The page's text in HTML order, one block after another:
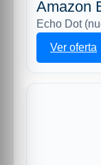
Amazon
Echo Dot
Ver oferta